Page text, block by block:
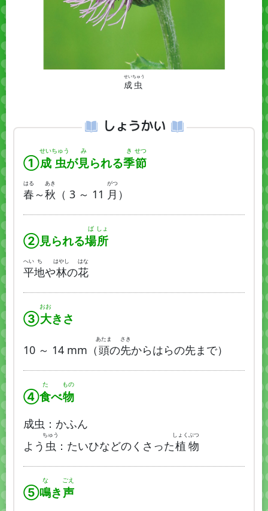
成
せい
虫
ちゅう
しょうかい
①成
せい
虫
ちゅう
が見
み
られる季
き
節
せつ
春
はる
～秋
あき
（ 3 ～ 11 月
がつ
）
②見られる場
ば
所
しょ
平
へい
地
ち
や林
はやし
の花
はな
③大
おお
きさ
10 ～ 14 mm（頭
あたま
の先
さき
からはらの先まで）
④食
た
べ物
もの
成虫：かふん
よう 虫
ちゅう
：たいひなどのくさった植
しょく
物
ぶつ
⑤鳴
な
き声
ごえ